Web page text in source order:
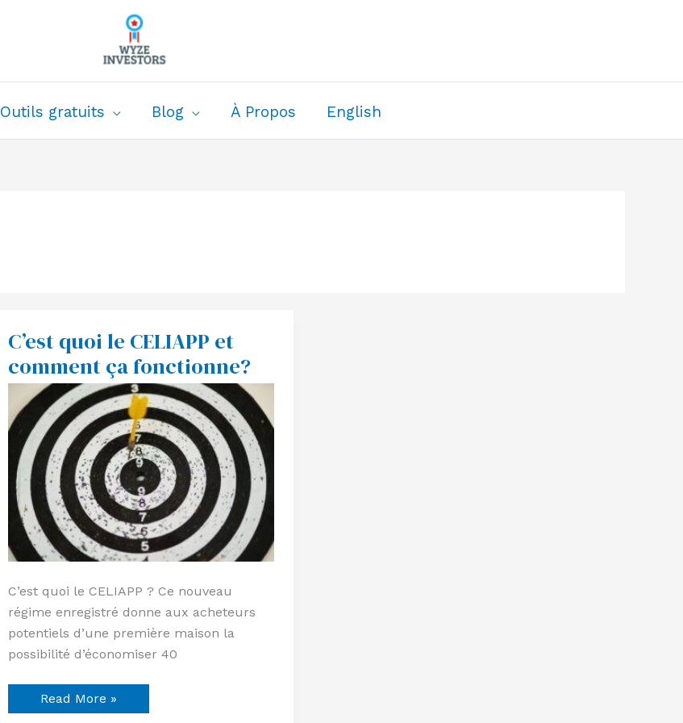
Outils gratuits Blog À Propos English
C’est quoi le CELIAPP et
comment ça fonctionne?
C’est quoi le CELIAPP ? Ce nouveau
régime enregistré donne aux acheteurs
potentiels d’une première maison la
possibilité d’économiser 40
C’est
quoi
le
CELIAPP
et
comment
ça
fonctionne?
Read More »